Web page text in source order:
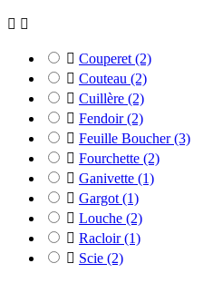
 
 Couperet (2)
 Couteau (2)
 Cuillère (2)
 Fendoir(2)
 Feuille Boucher(3)
 Fourchette (2)
 Ganivette (1)
 Gargot (1)
 Louche (2)
 Racloir(1)
 Scie (2)